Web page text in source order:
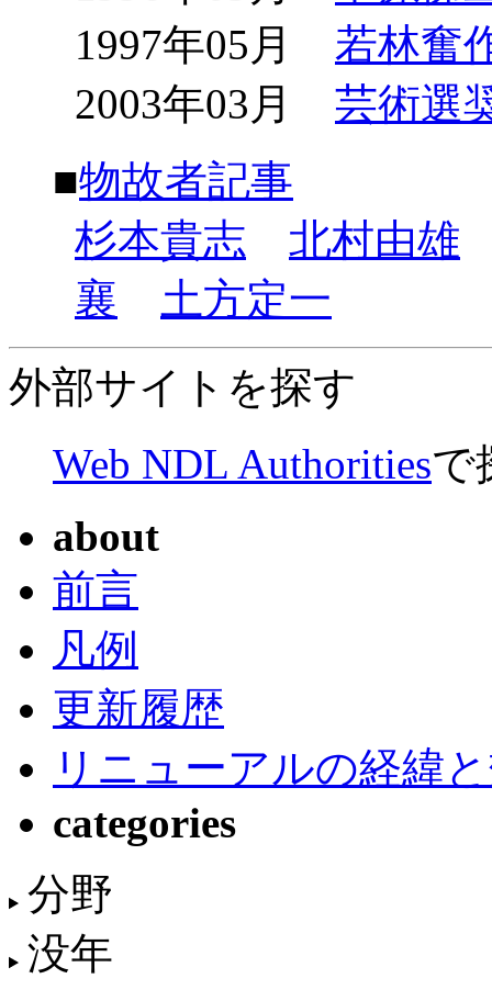
1997年05月 若林奮
2003年03月 芸術選
■物故者記事
杉本貴志
北村由雄
襄
土方定一
外部サイトを探す
Web NDL Authoritiesで
about
前言
凡例
更新履歴
リニューアルの経緯
categories
分野
没年